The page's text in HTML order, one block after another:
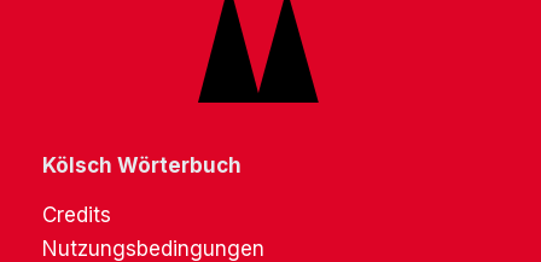
Kölsch Wörterbuch
Credits
Nutzungsbedingungen